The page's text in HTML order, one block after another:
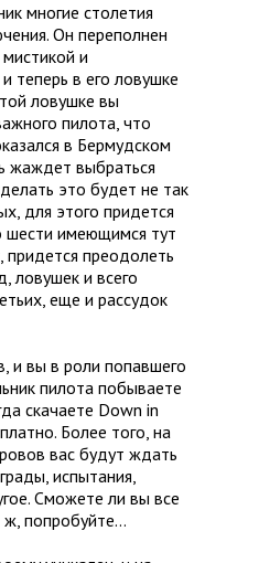
многие столетия
Он переполнен
и
теперь в его ловушке
ловушке вы
пилота, что
в Бермудском
жаждет выбраться
это будет не так
для этого придется
шести имеющимся тут
преодолеть
ловушек и всего
еще и рассудок
и вы в роли попавшего
пилота побываете
скачаете Down in
Более того, на
вас будут ждать
испытания,
Сможете ли вы все
ж, попробуйте…